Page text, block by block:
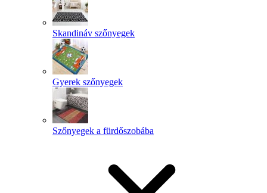
Skandináv szőnyegek
Gyerek szőnyegek
Szőnyegek a fürdőszobába